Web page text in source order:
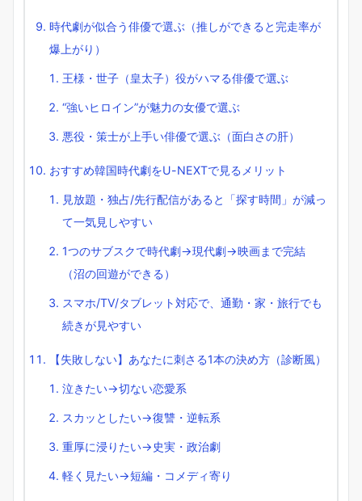
時代劇が似合う俳優で選ぶ（推しができると完走率が
爆上がり）
王様・世子（皇太子）役がハマる俳優で選ぶ
“強いヒロイン”が魅力の女優で選ぶ
悪役・策士が上手い俳優で選ぶ（面白さの肝）
おすすめ韓国時代劇をU-NEXTで見るメリット
見放題・独占/先行配信があると「探す時間」が減っ
て一気見しやすい
1つのサブスクで時代劇→現代劇→映画まで完結
（沼の回遊ができる）
スマホ/TV/タブレット対応で、通勤・家・旅行でも
続きが見やすい
【失敗しない】あなたに刺さる1本の決め方（診断風）
泣きたい→切ない恋愛系
スカッとしたい→復讐・逆転系
重厚に浸りたい→史実・政治劇
軽く見たい→短編・コメディ寄り